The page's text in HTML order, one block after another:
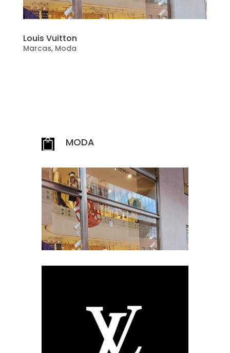
Louis Vuitton
Marcas, Moda
 MODA